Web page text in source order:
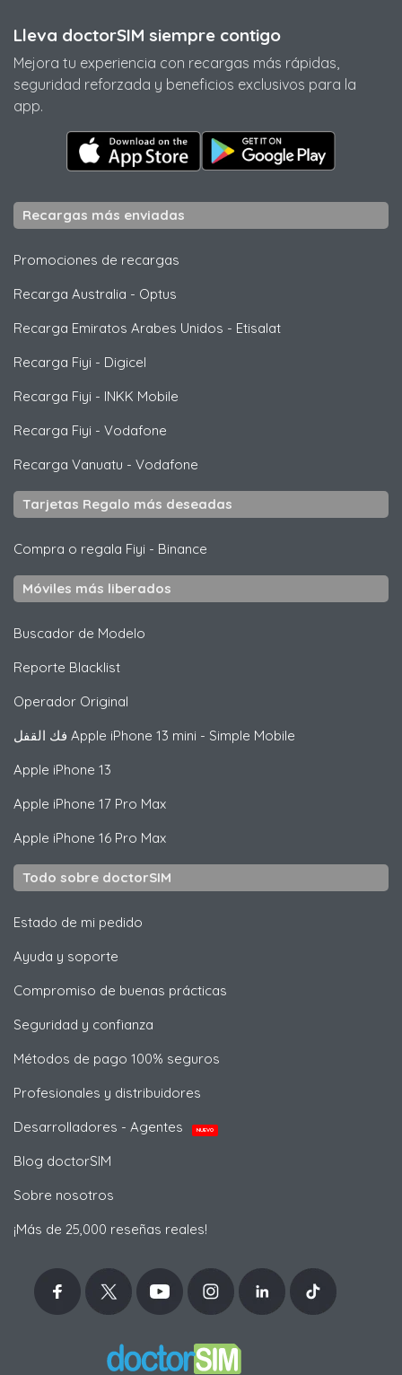
Lleva doctorSIM siempre contigo
Mejora tu experiencia con recargas más rápidas,
seguridad reforzada y beneficios exclusivos para la
app.
Recargas más enviadas
Promociones de recargas
Recarga Australia - Optus
Recarga Emiratos Arabes Unidos - Etisalat
Recarga Fiyi - Digicel
Recarga Fiyi - INKK Mobile
Recarga Fiyi - Vodafone
Recarga Vanuatu - Vodafone
Tarjetas Regalo más deseadas
Compra o regala Fiyi - Binance
Móviles más liberados
Buscador de Modelo
Reporte Blacklist
Operador Original
Apple iPhone 13 mini - Simple Mobile
Apple iPhone 13
Apple iPhone 17 Pro Max
Apple iPhone 16 Pro Max
Todo sobre doctorSIM
Estado de mi pedido
Ayuda y soporte
Compromiso de buenas prácticas
Seguridad y confianza
Métodos de pago 100% seguros
Profesionales y distribuidores
Desarrolladores - Agentes
NUEVO
Blog doctorSIM
Sobre nosotros
¡Más de 25,000 reseñas reales!